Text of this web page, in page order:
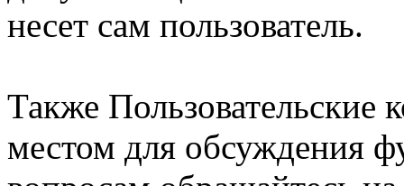
несет сам пользователь.
Также Пользовательские
местом для обсуждения